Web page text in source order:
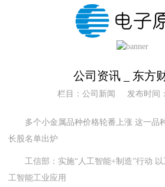
公司资讯 _ 东方
栏目：公司新闻 发布时间
多个小金属品种价格轮番上涨 这一品
长股名单出炉
工信部：实施“人工智能+制造”行动 以
工智能工业应用